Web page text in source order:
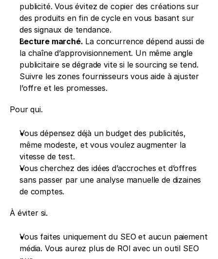
publicité. Vous évitez de copier des créations sur
des produits en fin de cycle en vous basant sur
des signaux de tendance.
Lecture marché. La concurrence dépend aussi de
la chaîne d’approvisionnement. Un même angle
publicitaire se dégrade vite si le sourcing se tend.
Suivre les zones fournisseurs vous aide à ajuster
l’offre et les promesses.
Pour qui.
Vous dépensez déjà un budget des publicités,
même modeste, et vous voulez augmenter la
vitesse de test.
Vous cherchez des idées d’accroches et d’offres
sans passer par une analyse manuelle de dizaines
de comptes.
À éviter si.
Vous faites uniquement du SEO et aucun paiement
média. Vous aurez plus de ROI avec un outil SEO